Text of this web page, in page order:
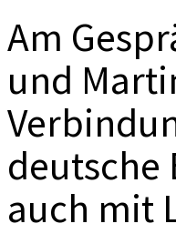
Am
und
deutsche
auch mit